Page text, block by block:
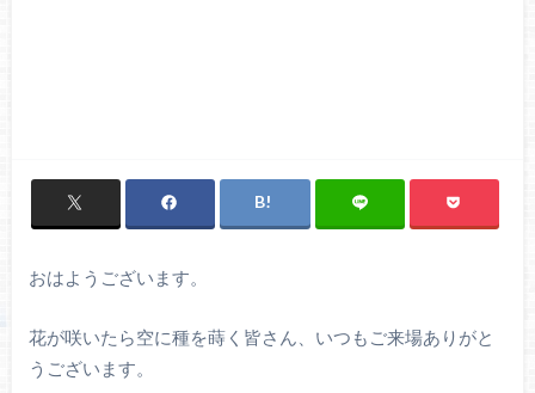
おはようございます。
花が咲いたら空に種を蒔く皆さん、いつもご来場ありがと
うございます。